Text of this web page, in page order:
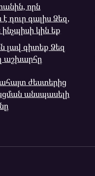
որն
դուր գալիս Ձեզ,
կին եք
լավ գիտեք Ձեզ
աշխարհը
ժեստերից
անսպասելի